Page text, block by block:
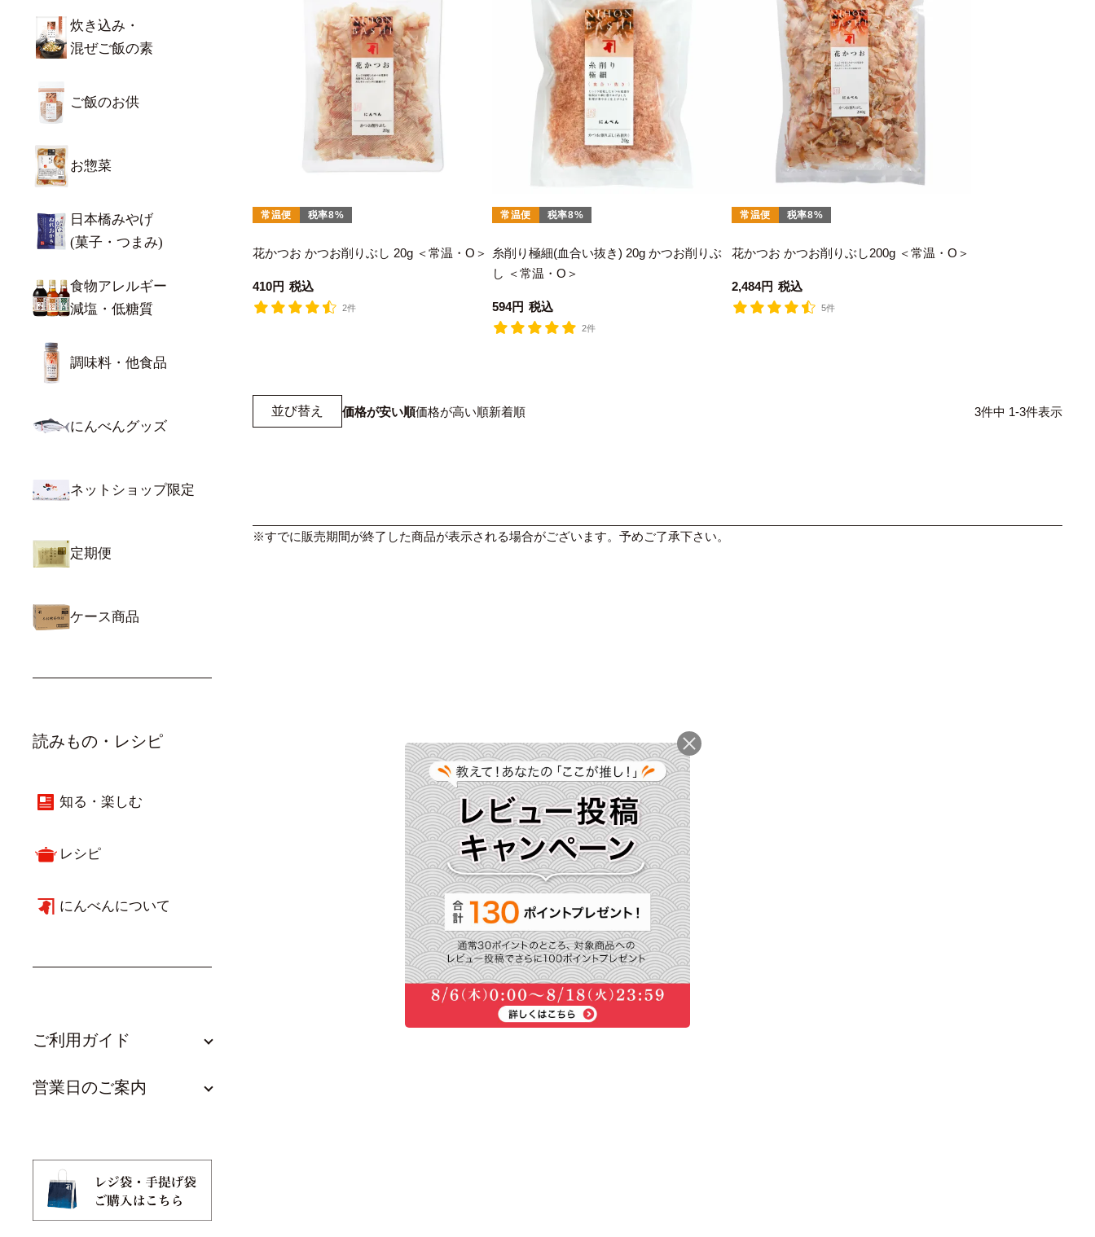
炊き込み・
混ぜご飯の素
ご飯のお供
お惣菜
日本橋みやげ
(菓子・つまみ)
食物アレルギー
減塩・低糖質
調味料・他食品
にんべんグッズ
ネットショップ限定
定期便
ケース商品
読みもの・レシピ
知る・楽しむ
レシピ
にんべんについて
ご利用ガイド
営業日のご案内
常温便 税率8%
花かつお かつお削りぶし 20g ＜常温・O＞
410 税込
2件
常温便 税率8%
糸削り極細(血合い抜き) 20g かつお削りぶ
し ＜常温・O＞
594 税込
2件
常温便 税率8%
花かつお かつお削りぶし200g ＜常温・O＞
2,484 税込
5件
並び替え 価格が安い順価格が高い順新着順 3件中 1-3件表示
※すでに販売期間が終了した商品が表示される場合がございます。予めご了承下さい。